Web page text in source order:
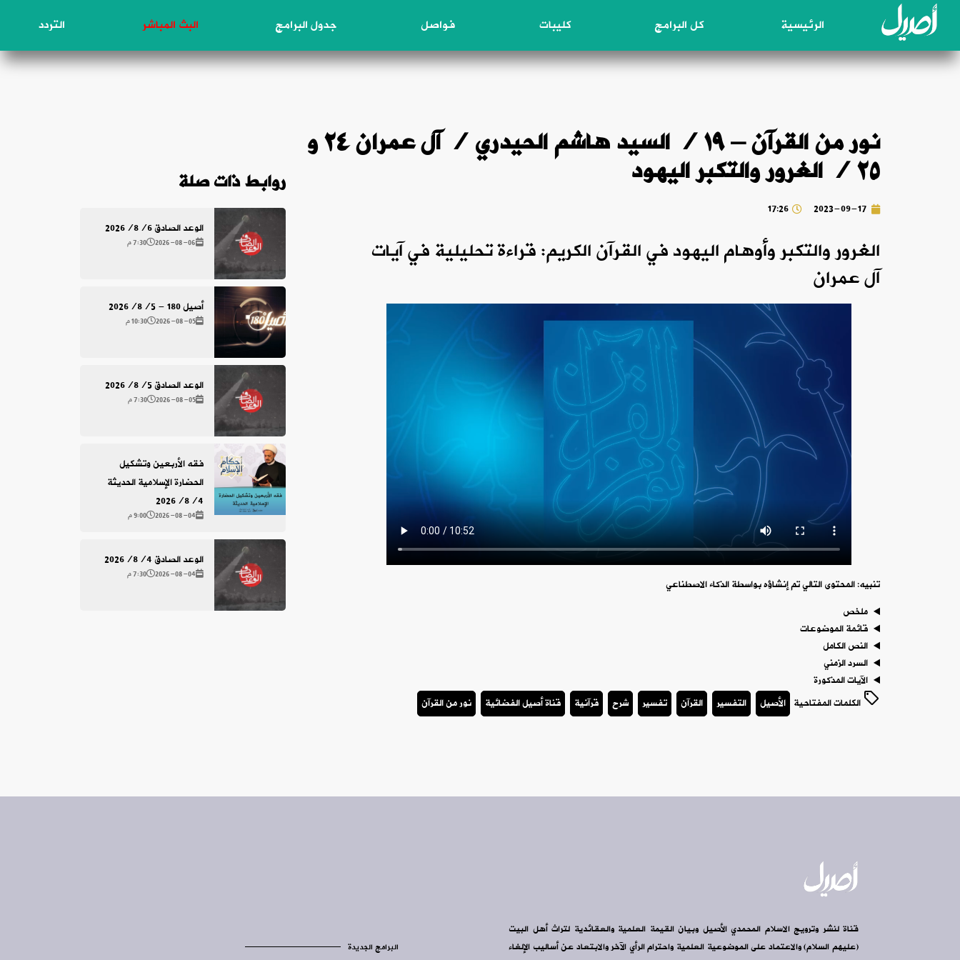
الرئيسية كل البرامج كليبات فواصل جدول البرامج البث المباشر التردد
نور من القرآن – ١٩ / السيد هاشم الحيدري / آل عمران ٢٤ و
٢٥ / الغرور والتكبر اليهود
2023-09-17
17:26
الغرور والتكبر وأوهام اليهود في القرآن الكريم: قراءة تحليلية في آيات
آل عمران
تنبيه: المحتوى التالي تم إنشاؤه بواسطة الذكاء الاصطناعي
ملخص
قائمة الموضوعات
النص الكامل
السرد الزمني
الآيات المذكورة
الكلمات المفتاحية الأصيل التفسير القرآن تفسير شرح قرآنية قناة أصيل الفضائية نور من القرآن
روابط ذات صلة
الوعد الصادق 2026/8/6
2026-08-06 7:30 م
أصيل 180 - 2026/8/5
2026-08-05 10:30 م
الوعد الصادق 2026/8/5
2026-08-05 7:30 م
فقه الأربعين وتشكيل
الحضارة الإسلامية الحديثة
2026/8/4
2026-08-04 9:00 م
الوعد الصادق 2026/8/4
2026-08-04 7:30 م
قناة لنشر وترويج الاسلام المحمدي الأصيل وبيان القيمة العلمية والعقائدية لتراث أهل البيت
(عليهم السلام) والاعتماد على الموضوعية العلمية واحترام الرأي الآخر والابتعاد عن أساليب الإلغاء
البرامج الجديدة